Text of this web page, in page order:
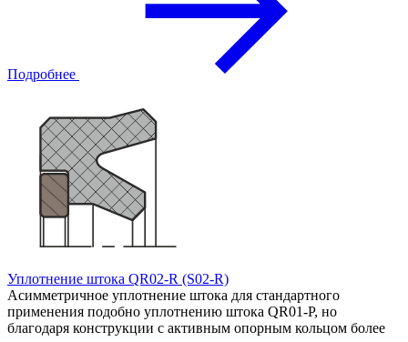
Подробнее
Уплотнение штока QR02-R (S02-R)
Асимметричное уплотнение штока для стандартного
применения подобно уплотнению штока QR01-P, но
благодаря конструкции с активным опорным кольцом более